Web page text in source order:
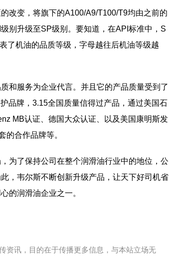
改变，将旗下的A100/A9/T100/T9均由之前的
别升级至SP级别。要知道，在API标准中，S
机油的品质等级，字母越往后机油等级越
和服务为企业代言。并且它的产品质量受到了
品牌，3.15全国质量信得过产品，通过美国石
MB认证、德国大众认证、以及美国康明斯发
的合作品牌等。
为了保持公司在整个润滑油行业中的地位，公
，韦尔斯不断创新升级产品，让天下好司机省
的润滑油企业之一。
资讯，目的在于传播更多信息，与本站立场无